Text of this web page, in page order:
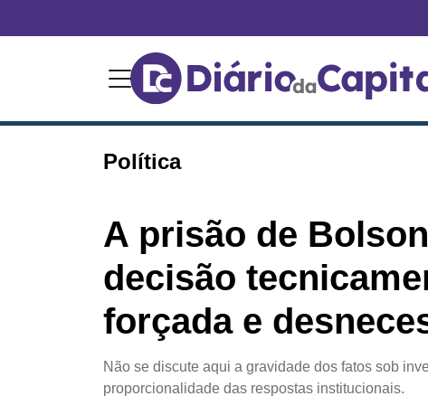
Política
A prisão de
decisão
forçada e
Não se discute aqui a gravidade dos fatos sob
proporcionalidade das respostas institucionais.